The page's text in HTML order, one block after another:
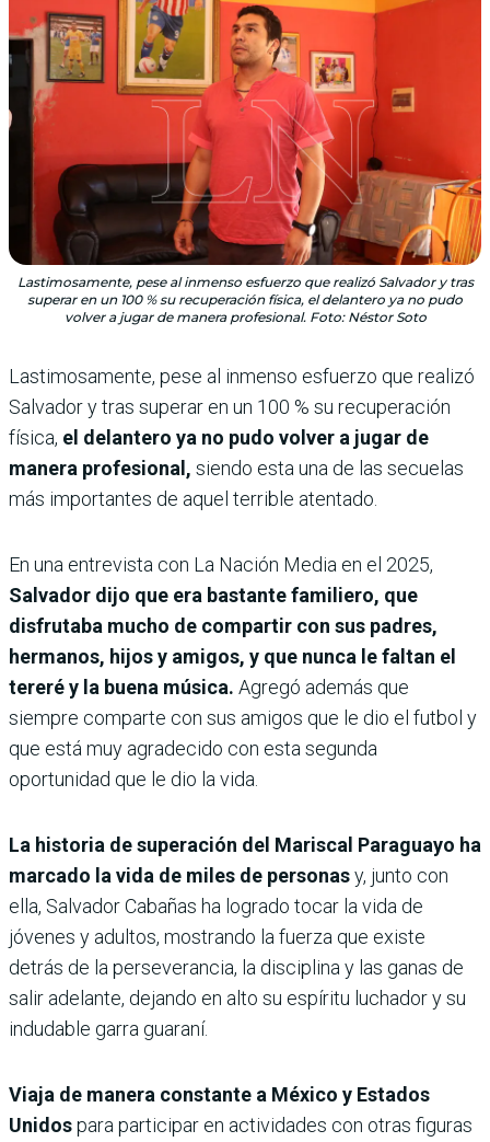
Lastimosamente, pese al inmenso esfuerzo que realizó Salvador y tras
superar en un 100 % su recuperación física, el delantero ya no pudo
volver a jugar de manera profesional. Foto: Néstor Soto
Lastimosamente, pese al inmenso esfuerzo que realizó
Salvador y tras superar en un 100 % su recuperación
física, el delantero ya no pudo volver a jugar de
manera profesional, siendo esta una de las secuelas
más importantes de aquel terrible atentado.
En una entrevista con La Nación Media en el 2025,
Salvador dijo que era bastante familiero, que
disfrutaba mucho de compartir con sus padres,
hermanos, hijos y amigos, y que nunca le faltan el
tereré y la buena música. Agregó además que
siempre comparte con sus amigos que le dio el futbol y
que está muy agradecido con esta segunda
oportunidad que le dio la vida.
La historia de superación del Mariscal Paraguayo ha
marcado la vida de miles de personasy, junto con
ella, Salvador Cabañas ha logrado tocar la vida de
jóvenes y adultos, mostrando la fuerza que existe
detrás de la perseverancia, la disciplina y las ganas de
salir adelante, dejando en alto su espíritu luchador y su
indudable garra guaraní.
Viaja de manera constante a México y Estados
Unidospara participar en actividades con otras figuras